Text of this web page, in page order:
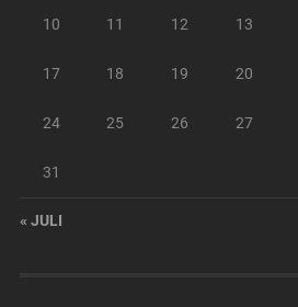
10 11 12 13
17 18 19 20
24 25 26 27
31
« JULI